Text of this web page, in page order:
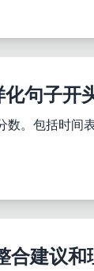
句子开
。包括时间
合建议和